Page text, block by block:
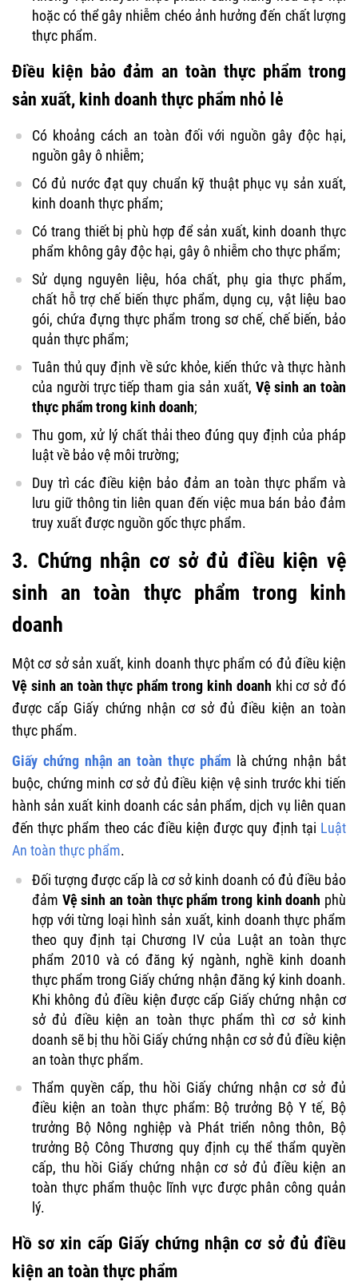
hoặc có thể gây nhiễm chéo ảnh hưởng đến chất lượng
thực phẩm.
Điều kiện bảo đảm an toàn thực phẩm trong
sản xuất, kinh doanh thực phẩm nhỏ lẻ
Có khoảng cách an toàn đối với nguồn gây độc hại,
nguồn gây ô nhiễm;
Có đủ nước đạt quy chuẩn kỹ thuật phục vụ sản xuất,
kinh doanh thực phẩm;
Có trang thiết bị phù hợp để sản xuất, kinh doanh thực
phẩm không gây độc hại, gây ô nhiễm cho thực phẩm;
Sử dụng nguyên liệu, hóa chất, phụ gia thực phẩm,
chất hỗ trợ chế biến thực phẩm, dụng cụ, vật liệu bao
gói, chứa đựng thực phẩm trong sơ chế, chế biến, bảo
quản thực phẩm;
Tuân thủ quy định về sức khỏe, kiến thức và thực hành
của người trực tiếp tham gia sản xuất, Vệ sinh an toàn
thực phẩm trong kinh doanh;
Thu gom, xử l‎ý chất thải theo đúng quy định của pháp
luật về bảo vệ môi trường;
Duy trì các điều kiện bảo đảm an toàn thực phẩm và
lưu giữ thông tin liên quan đến việc mua bán bảo đảm
truy xuất được nguồn gốc thực phẩm.
3. Chứng nhận cơ sở đủ điều kiện vệ
sinh an toàn thực phẩm trong kinh
doanh
Một cơ sở sản xuất, kinh doanh thực phẩm có đủ điều kiện
Vệ sinh an toàn thực phẩm trong kinh doanh khi cơ sở đó
được cấp Giấy chứng nhận cơ sở đủ điều kiện an toàn
thực phẩm.
Giấy chứng nhận an toàn thực phẩmlà chứng nhận bắt
buộc, chứng minh cơ sở đủ điều kiện vệ sinh trước khi tiến
hành sản xuất kinh doanh các sản phẩm, dịch vụ liên quan
đến thực phẩm theo các điều kiện được quy định tại Luật
An toàn thực phẩm.
Đối tượng được cấp là cơ sở kinh doanh có đủ điều bảo
đảm Vệ sinh an toàn thực phẩm trong kinh doanh phù
hợp với từng loại hình sản xuất, kinh doanh thực phẩm
theo quy định tại Chương IV của Luật an toàn thực
phẩm 2010 và có đăng ký ngành, nghề kinh doanh
thực phẩm trong Giấy chứng nhận đăng ký kinh doanh.
Khi không đủ điều kiện được cấp Giấy chứng nhận cơ
sở đủ điều kiện an toàn thực phẩm thì cơ sở kinh
doanh sẽ bị thu hồi Giấy chứng nhận cơ sở đủ điều kiện
an toàn thực phẩm.
Thẩm quyền cấp, thu hồi Giấy chứng nhận cơ sở đủ
điều kiện an toàn thực phẩm: Bộ trưởng Bộ Y tế, Bộ
trưởng Bộ Nông nghiệp và Phát triển nông thôn, Bộ
trưởng Bộ Công Thương quy định cụ thể thẩm quyền
cấp, thu hồi Giấy chứng nhận cơ sở đủ điều kiện an
toàn thực phẩm thuộc lĩnh vực được phân công quản
lý.
Hồ sơ xin cấp Giấy chứng nhận cơ sở đủ điều
kiện an toàn thực phẩm